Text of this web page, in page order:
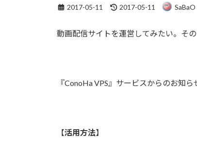
2017-05-11
最
新
2017-05-11 SaBaO
動画配信サイトを運営してみたい。そ
『ConoHa VPS』サービスからのお知ら
【活用方法】